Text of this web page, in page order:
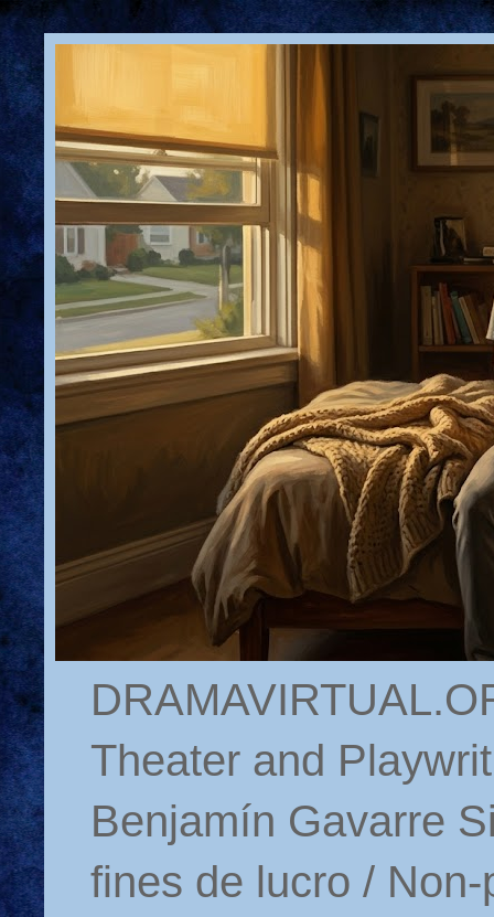
Theater and
Benjamín Gavarre
fines de lucro /